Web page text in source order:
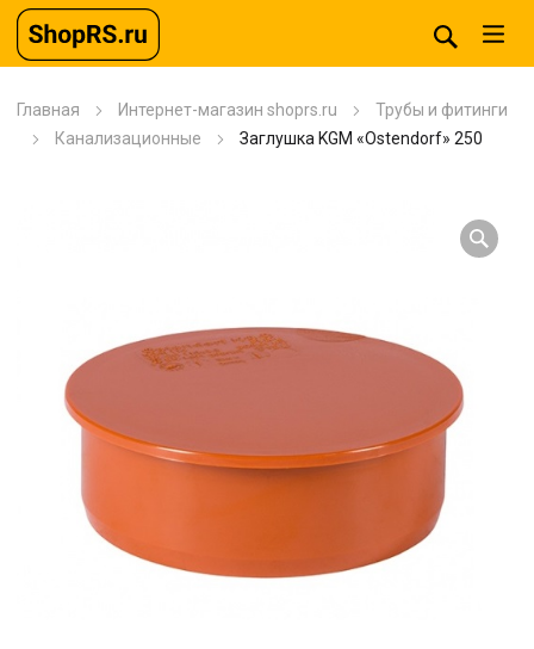
Главная Интернет-магазин shoprs.ru
Трубы и фитинги
Канализационные
Заглушка KGM «Ostendorf» 250